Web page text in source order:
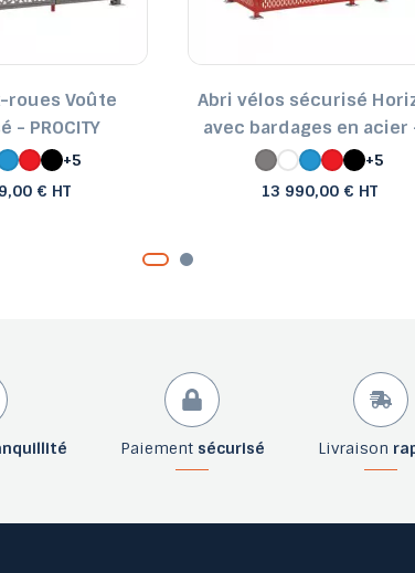
roues Voûte
- PROCITY
+5
€ HT
Abri vélos sécurisé
avec bardages en acier
+5
13 990,00 € HT
Paiement sécurisé Livraison